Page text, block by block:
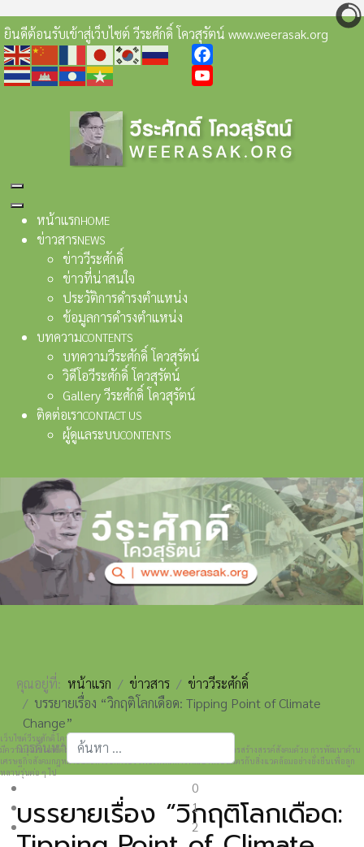
ยินดีต้อนรับเข้าสู่เว็บไซต์ วีระศักดิ์ โควสุรัตน์ www.weerasak.org
Facebook
หน้าแรกHOME
ข่าวสารNEWS
ข่าววีระศักดิ์
ข่าวที่น่าสนใจ
ประวัติการดำรงตำแหน่ง
ข้อมูลการดำรงตำแหน่ง
บทความCONTENTS
บทความวีระศักดิ์ โควสุรัตน์
วิดีโอวีระศักดิ์ โควสุรัตน์
Gallery วีระศักดิ์ โควสุรัตน์
ติดต่อเราCONTACT US
ผู้ดูแลระบบCONTENTS
เว็บไซต์วีระศักดิ์ โควสุรัตน์ www.weerasak.org
มีความมุ่งมั่นเเละตั้งใจในการเผยแพร่เรื่องราวความรู้ความเข้าใจในการสร้างสรรค์สังคมด้วย การพัฒนาด้าน
เศรษฐกิจสังคมกฎหมายและการปกครอง เพื่อให้เกิดการพัฒนาที่เป็นมิตรกับสิ่งแวดล้อมอย่างยั่งยืนเพื่อลูก
หลานรุ่นต่อ ๆ ไป
0
1
2
คุณอยู่ที่: หน้าแรก ข่าวสาร
ข่าววีระศักดิ์
บรรยายเรื่อง “วิกฤติโลกเดือด: Tipping Point of Climate
Change”
การค้นหา
Type 2 or more characters for results.
บรรยายเรื่อง “วิกฤติโลกเดือด: